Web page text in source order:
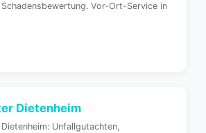
Vor-Ort-Service in
Dietenheim
Unfallgutachten,